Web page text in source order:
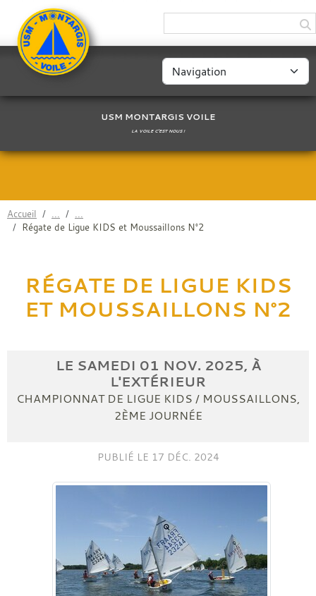
USM MONTARGIS VOILE
LA VOILE C'EST NOUS !
Accueil
Régate de Ligue KIDS et Moussaillons N°2
RÉGATE DE LIGUE KIDS
ET MOUSSAILLONS N°2
LE SAMEDI 01 NOV. 2025, À
L'EXTÉRIEUR
CHAMPIONNAT DE LIGUE KIDS / MOUSSAILLONS,
2ÈME JOURNÉE
PUBLIÉ LE 17 DÉC. 2024
Panneau de gestion des cookies